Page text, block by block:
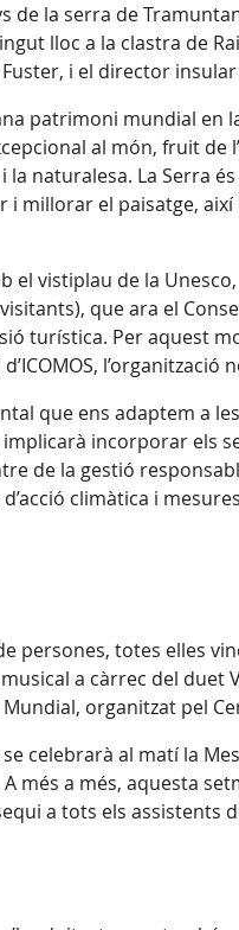
de la serra de
lloc a la clastra de
i el director
patrimoni mundial en
al món, fruit
i la naturalesa. La
millorar el paisatge,
el vistiplau de la
que ara el
turística. Per aquest
que ens adaptem a
incorporar els
de la gestió
climàtica i
persones, totes elles
a càrrec del duet
organitzat pel
celebrarà al matí la
més a més, aquesta
a tots els assistents